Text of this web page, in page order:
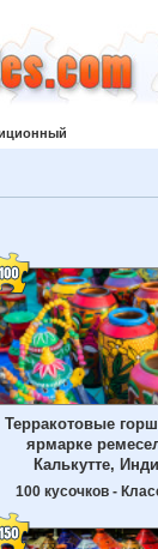
Терракотовые
ярмарке
Калькутте,
100 кусочков -